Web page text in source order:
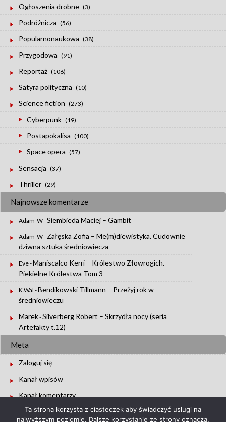
Ogłoszenia drobne (3)
Podróżnicza (56)
Popularnonaukowa (38)
Przygodowa (91)
Reportaż (106)
Satyra polityczna (10)
Science fiction (273)
Cyberpunk (19)
Postapokalisa (100)
Space opera (57)
Sensacja (37)
Thriller (29)
Najnowsze komentarze
Adam-W-Siembieda Maciej – Gambit
Adam-W- Załęska Zofia – Me(m)diewistyka. Cudownie
dziwna sztuka średniowiecza
Eve-Maniscalco Kerri – Królestwo Złowrogich.
Piekielne Królestwa Tom 3
K.Wal -Bendikowski Tillmann – Przeżyj rok w
średniowieczu
Marek-Silverberg Robert – Skrzydła nocy (seria
Artefakty t.12)
Meta
Zaloguj się
Kanał wpisów
Kanał komentarzy
WordPress.org
Ta strona korzysta z ciasteczek aby świadczyć usługi na
najwyższym poziomie. Dalsze korzystanie ze strony oznacza,